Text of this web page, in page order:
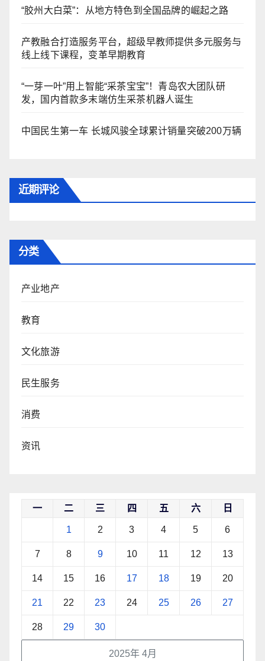
“胶州大白菜”：从地方特色到全国品牌的崛起之路
产教融合打造服务平台，超级早教师提供多元服务与
线上线下课程，变革早期教育
“一芽一叶”用上智能“采茶宝宝”！青岛农大团队研
发，国内首款多末端仿生采茶机器人诞生
中国民生第一车 长城风骏全球累计销量突破200万辆
近期评论
分类
产业地产
教育
文化旅游
民生服务
消费
资讯
2025年 4月
一 二 三 四 五 六 日
1 2 3 4 5 6
7 8 9 10 11 12 13
14 15 16 17 18 19 20
21 22 23 24 25 26 27
28 29 30